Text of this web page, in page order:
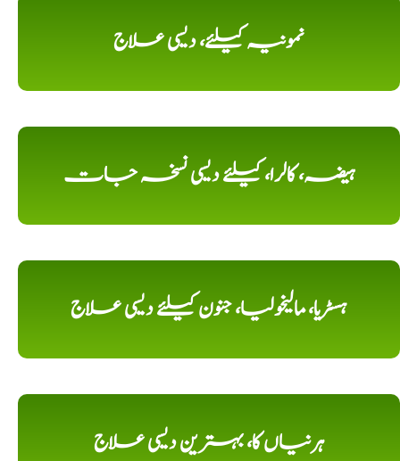
نمونیہ کیلئے، دیسی علاج
ہیضہ، کالرا، کیلئے دیسی نسخہ جات
ہسٹریا، مالیخولیا، جنون کیلئے دیسی علاج
ہرنیاں کا، بہترین دیسی علاج